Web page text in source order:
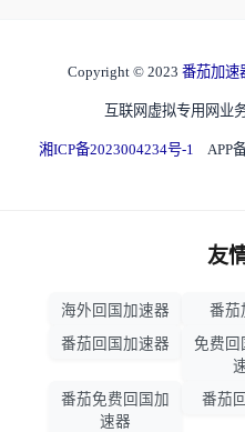
Copyright © 2023 番茄加速
互联网虚拟专用网业
湘ICP备2023004234号-1 APP
友
海外回国加速器 番茄
番茄回国加速器
免费回
番茄免费回国加
速器
番茄